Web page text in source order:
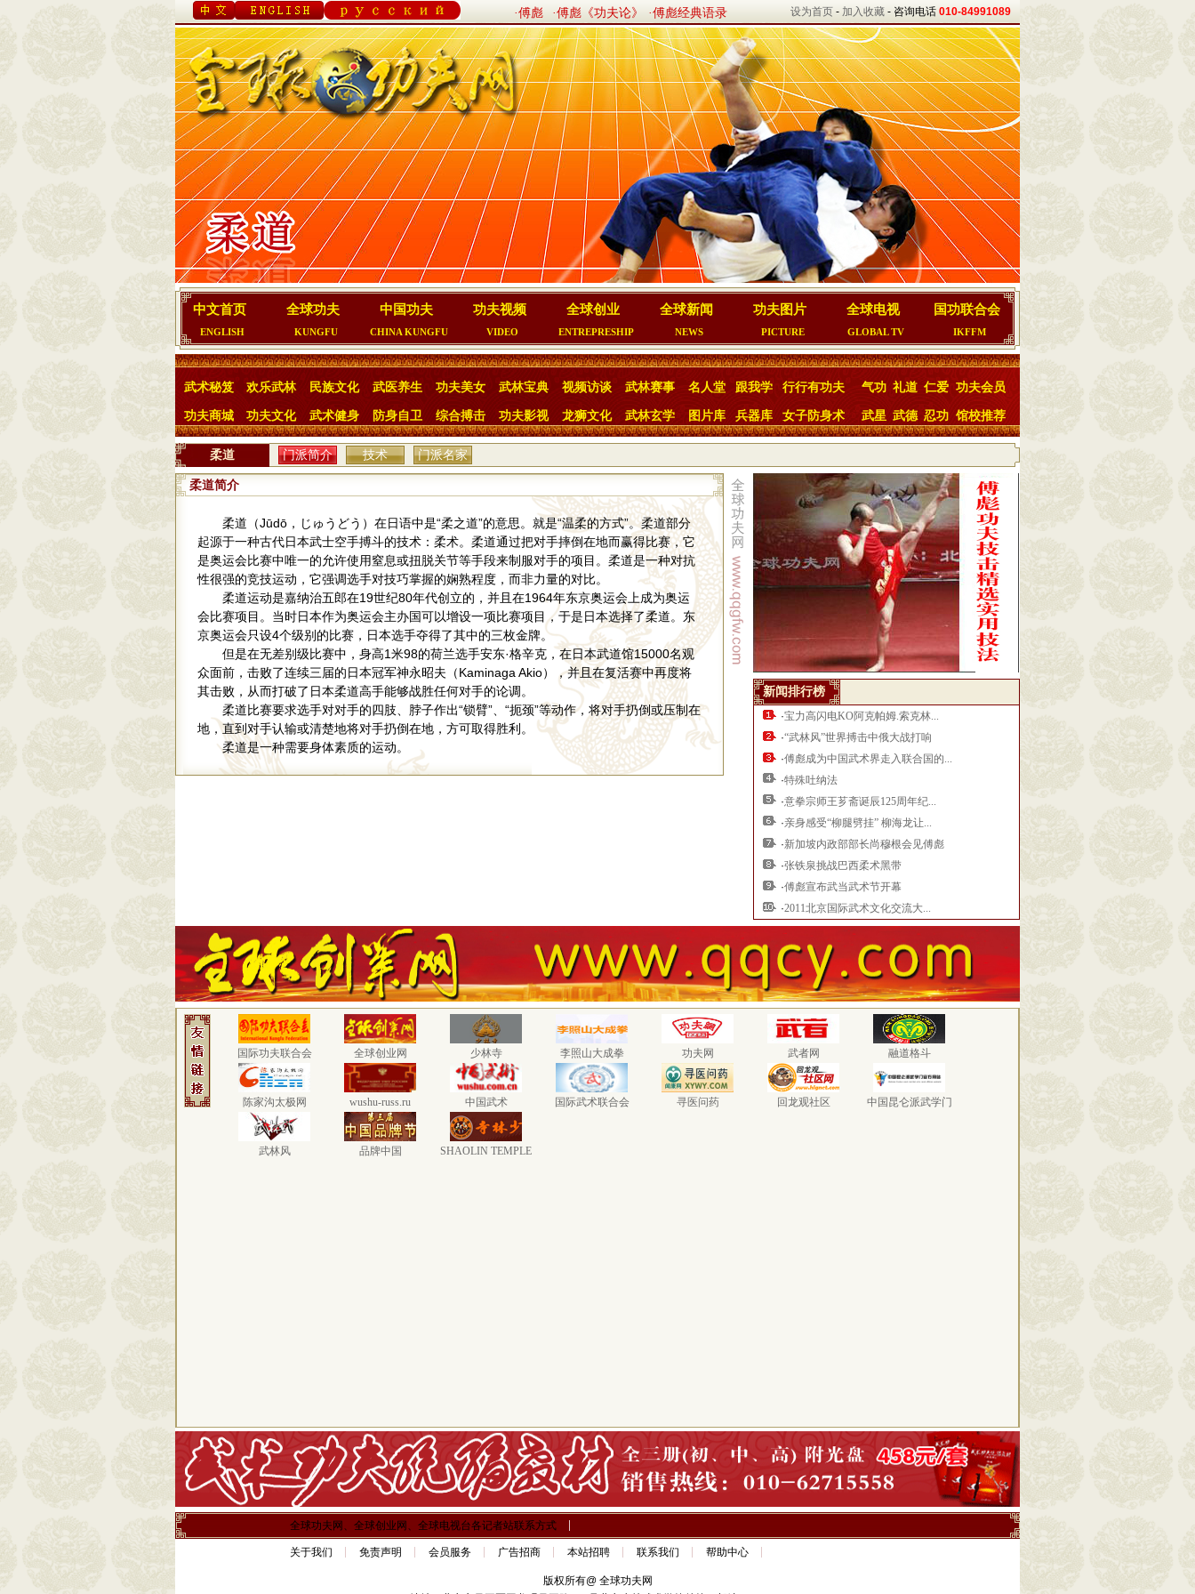
·傅彪 ·傅彪《功夫论》 ·傅彪经典语录 设为首页 - 加入收藏 - 咨询电话 010-84991089
中文首页
ENGLISH
全球功夫
KUNGFU
中国功夫
CHINA KUNGFU
功夫视频
VIDEO
全球创业
ENTREPRESHIP
全球新闻
NEWS
功夫图片
PICTURE
全球电视
GLOBAL TV
国功联合会
IKFFM
武术秘笈 欢乐武林 民族文化 武医养生 功夫美女 武林宝典 视频访谈 武林赛事 名人堂 跟我学 行行有功夫 气功 礼道 仁爱 功夫会员
功夫商城 功夫文化 武术健身 防身自卫 综合搏击 功夫影视 龙狮文化 武林玄学 图片库 兵器库 女子防身术 武星 武德 忍功 馆校推荐
柔道 门派简介 技术 门派名家
柔道简介
柔道（Jūdō，じゅうどう）在日语中是“柔之道”的意思。就是“温柔的方式”。柔道部分
起源于一种古代日本武士空手搏斗的技术：柔术。柔道通过把对手摔倒在地而赢得比赛，它
是奥运会比赛中唯一的允许使用窒息或扭脱关节等手段来制服对手的项目。柔道是一种对抗
性很强的竞技运动，它强调选手对技巧掌握的娴熟程度，而非力量的对比。
柔道运动是嘉纳治五郎在19世纪80年代创立的，并且在1964年东京奥运会上成为奥运
会比赛项目。当时日本作为奥运会主办国可以增设一项比赛项目，于是日本选择了柔道。东
京奥运会只设4个级别的比赛，日本选手夺得了其中的三枚金牌。
但是在无差别级比赛中，身高1米98的荷兰选手安东·格辛克，在日本武道馆15000名观
众面前，击败了连续三届的日本冠军神永昭夫（Kaminaga Akio），并且在复活赛中再度将
其击败，从而打破了日本柔道高手能够战胜任何对手的论调。
柔道比赛要求选手对对手的四肢、脖子作出“锁臂”、“扼颈”等动作，将对手扔倒或压制在
地，直到对手认输或清楚地将对手扔倒在地，方可取得胜利。
柔道是一种需要身体素质的运动。
新闻排行榜
·宝力高闪电KO阿克帕姆.索克林...
·“武林风”世界搏击中俄大战打响
·傅彪成为中国武术界走入联合国的...
·特殊吐纳法
·意拳宗师王芗斋诞辰125周年纪...
·亲身感受“柳腿劈挂” 柳海龙让...
·新加坡内政部部长尚穆根会见傅彪
·张铁泉挑战巴西柔术黑带
·傅彪宣布武当武术节开幕
·2011北京国际武术文化交流大...
国际功夫联合会 全球创业网 少林寺 李照山大成拳 功夫网 武者网 融道格斗
陈家沟太极网 wushu-russ.ru 中国武术 国际武术联合会 寻医问药 回龙观社区 中国昆仑派武学门
武林风 品牌中国 SHAOLIN TEMPLE
全球功夫网、全球创业网、全球电视台各记者站联系方式
关于我们 免责声明 会员服务 广告招商 本站招聘 联系我们 帮助中心
版权所有@ 全球功夫网